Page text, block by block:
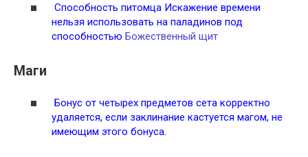
Способность питомца Искажение времени
нельзя использовать на паладинов под
способностью Божественный щит
Маги
Бонус от четырех предметов сета корректно
удаляется, если заклинание кастуется магом, не
имеющим этого бонуса.